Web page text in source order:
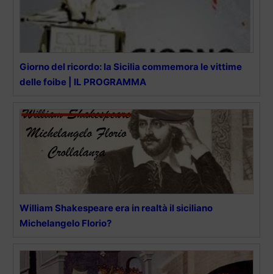
Giorno del ricordo: la Sicilia commemora le vittime
delle foibe | IL PROGRAMMA
William Shakespeare era in realtà il siciliano
Michelangelo Florio?